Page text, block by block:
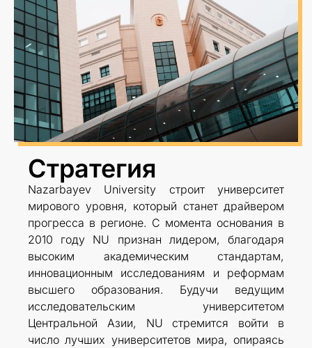
Стратегия
Nazarbayev University строит университет
мирового уровня, который станет драйвером
прогресса в регионе. С момента основания в
2010 году NU признан лидером, благодаря
высоким академическим стандартам,
инновационным исследованиям и реформам
высшего образования. Будучи ведущим
исследовательским университетом
Центральной Азии, NU стремится войти в
число лучших университетов мира, опираясь